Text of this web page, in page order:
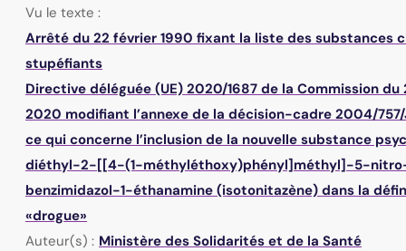
Vu le texte :
Arrêté du 22 février 1990 fixant la liste des substances
stupéfiants
Directive déléguée (UE) 2020/1687 de la Commission
2020 modifiant l’annexe de la décision-cadre 2004/757/
ce qui concerne l’inclusion de la nouvelle substance
diéthyl-2-[[4-(1-méthyléthoxy)phényl]méthyl]-5-
benzimidazol-1-éthanamine (isotonitazène) dans la
«drogue»
Auteur(s) : Ministère des Solidarités et de la Santé